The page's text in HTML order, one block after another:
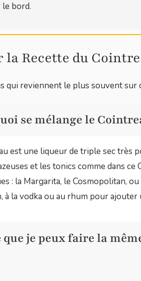
bord.
la Recette du
qui reviennent le plus souvent sur
se mélange le
est une liqueur de triple sec très
et les tonics comme dans
: la Margarita, le Cosmopolitan,
à la vodka ou au rhum pour
que je peux faire la